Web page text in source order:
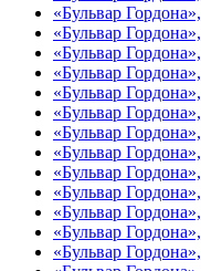
«Бульвар
«Бульвар
«Бульвар
«Бульвар
«Бульвар
«Бульвар
«Бульвар
«Бульвар
«Бульвар
«Бульвар
«Бульвар
«Бульвар
«Бульвар